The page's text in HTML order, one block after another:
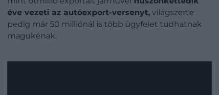
éve vezeti az autóexport-versenyt, világszerte
pedig már 50 milliónál is több ügyfelet tudhatnak
magukénak.